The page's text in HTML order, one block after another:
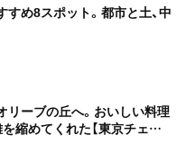
め8スポット。都市と土、中
リーブの丘へ。おいしい料理
縮めてくれた【東京チェン